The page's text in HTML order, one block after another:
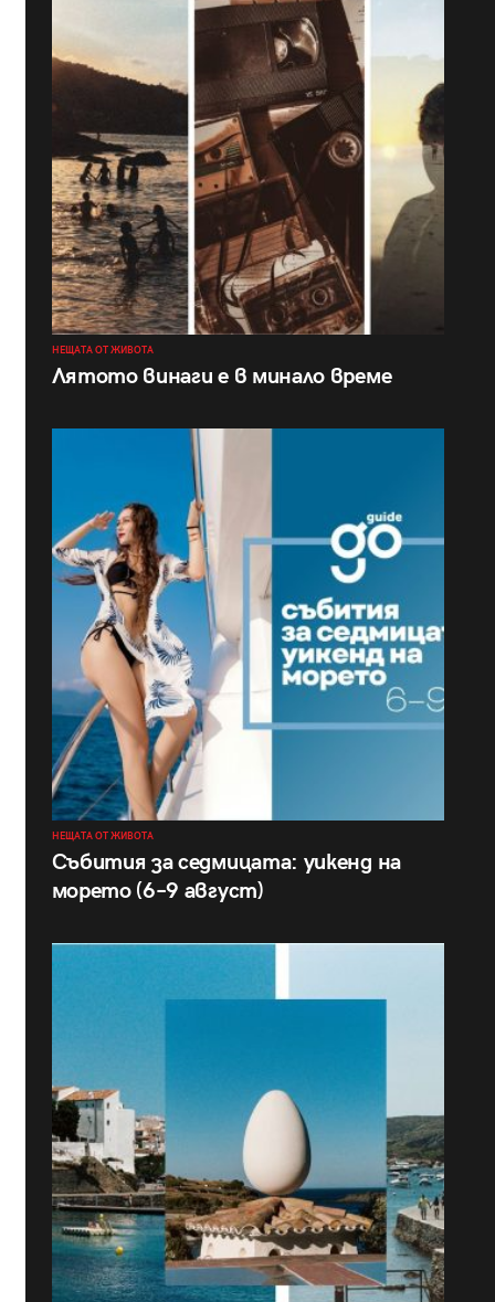
НЕЩАТА ОТ ЖИВОТА
Лятото винаги е в минало време
НЕЩАТА ОТ ЖИВОТА
Събития за седмицата: уикенд на
морето (6–9 август)